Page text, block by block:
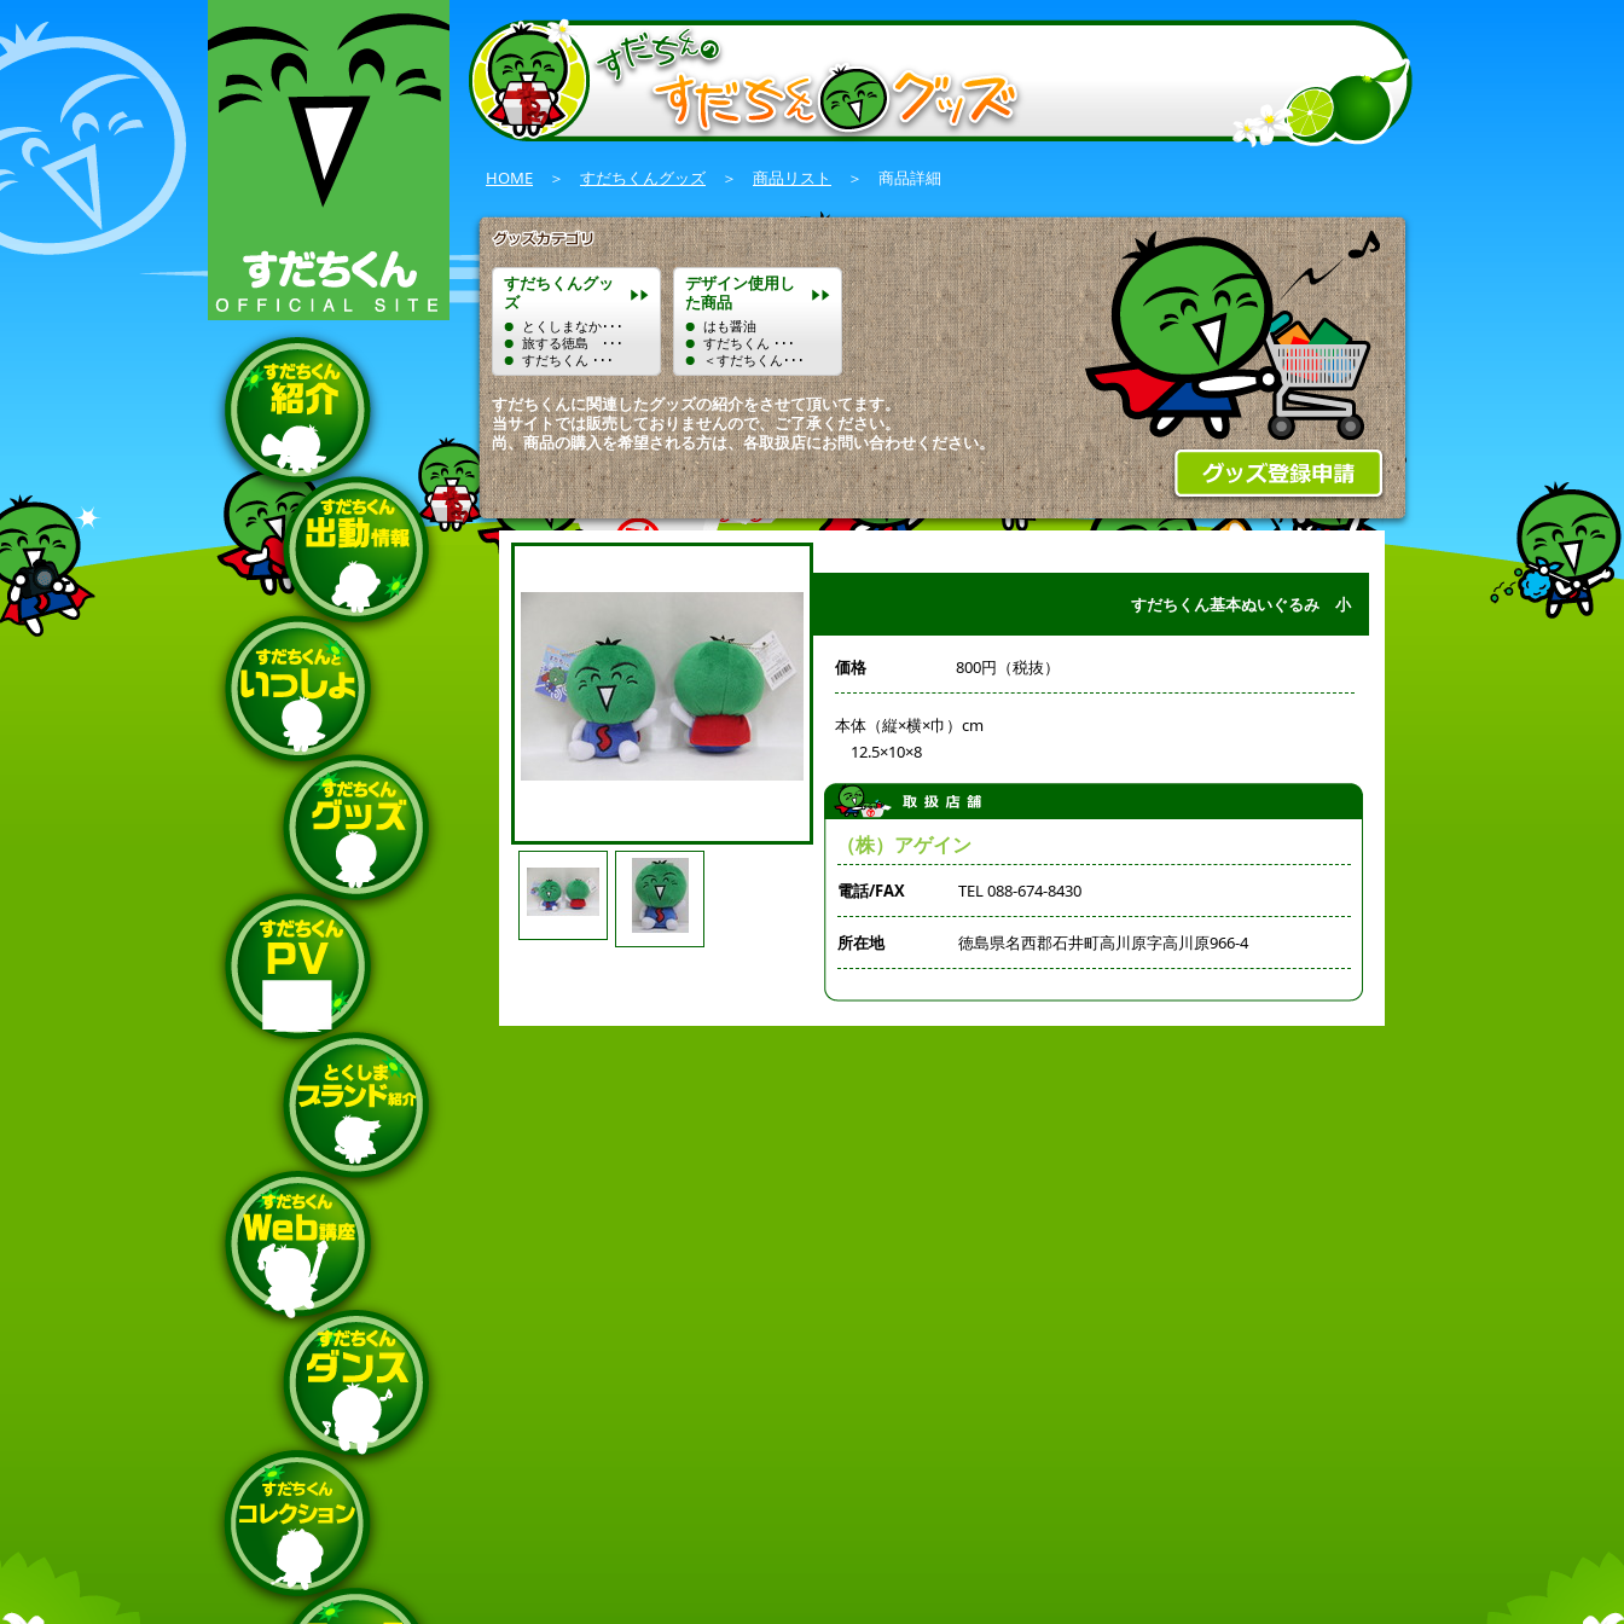
HOME ＞ すだちくんグッズ ＞ 商品リスト ＞ 商品詳細
すだちくんグッ
ズ
とくしまなか･･･
旅する徳島 ･･･
すだちくん ･･･
デザイン使用し
た商品
はも醤油
すだちくん ･･･
＜すだちくん･･･
すだちくんに関連したグッズの紹介をさせて頂いてます。
当サイトでは販売しておりませんので、ご了承ください。
尚、商品の購入を希望される方は、各取扱店にお問い合わせください。
すだちくん基本ぬいぐるみ 小
価格 800円（税抜）
本体（縦×横×巾）cm
12.5×10×8
（株）アゲイン
電話/FAX TEL 088-674-8430
所在地 徳島県名西郡石井町高川原字高川原966-4